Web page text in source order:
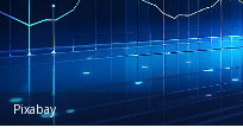
Pixabay